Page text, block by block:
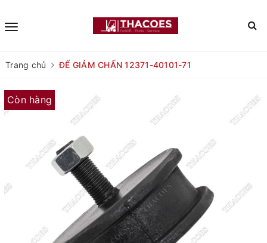
Trang chủ ĐẾ GIẢM CHẤN 12371-40101-71
Còn hàng